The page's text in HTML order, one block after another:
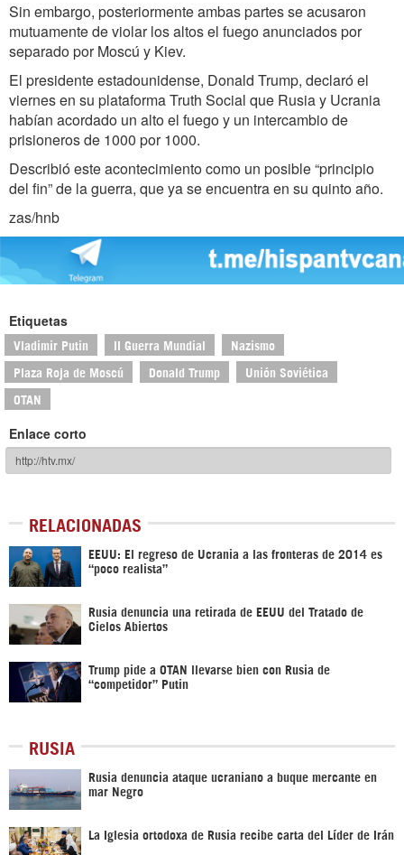
Sin embargo, posteriormente ambas partes se acusaron
mutuamente de violar los altos el fuego anunciados por
separado por Moscú y Kiev.
El presidente estadounidense, Donald Trump, declaró el
viernes en su plataforma Truth Social que Rusia y Ucrania
habían acordado un alto el fuego y un intercambio de
prisioneros de 1000 por 1000.
Describió este acontecimiento como un posible “principio
del fin” de la guerra, que ya se encuentra en su quinto año.
zas/hnb
Etiquetas
Vladimir Putin II Guerra Mundial Nazismo
Plaza Roja de Moscú Donald Trump Unión Soviética
OTAN
Enlace corto
RELACIONADAS
EEUU: El regreso de Ucrania a las fronteras de 2014 es
“poco realista”
Rusia denuncia una retirada de EEUU del Tratado de
Cielos Abiertos
Trump pide a OTAN llevarse bien con Rusia de
“competidor” Putin
RUSIA
Rusia denuncia ataque ucraniano a buque mercante en
mar Negro
La Iglesia ortodoxa de Rusia recibe carta del Líder de Irán